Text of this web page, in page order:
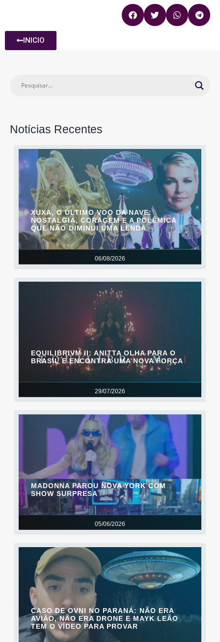
INICIO
Notícias Recentes
06/08/2026
XUXA, O ÚLTIMO VOO DA NAVE:
NOSTALGIA, CORAGEM E A POLÊMICA
QUE NÃO DIMINUI UMA LENDA
29/07/2026
EQUILIBRIVM II: ANITTA OLHA PARA O
BRASIL E ENCONTRA UMA NOVA FORÇA
05/06/2026
MADONNA PAROU NOVA YORK COM
SHOW SURPRESA
CASO DE OVNI NO PARANÁ: NÃO ERA
AVIÃO, NÃO ERA DRONE E MAYK LEÃO
TEM O VÍDEO PARA PROVAR